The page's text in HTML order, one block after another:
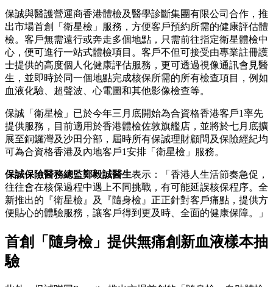
保誠與醫護營運商香港體檢及醫學診斷集團有限公司合作，推
出市場首創「衛星檢」服務，方便客戶預約所需的健康評估體
檢。客戶無需遠行或奔走多個地點，只需前往指定衛星體檢中
心，便可進行一站式體檢項目。客戶不但可接受由專業註冊護
士提供的高度個人化健康評估服務，更可透過視像通訊會見醫
生，並即時於同一個地點完成核保所需的所有檢查項目，例如
血液化驗、超聲波、心電圖和其他影像檢查等。
保誠「衛星檢」已於今年三月底開始為合資格香港客戶1率先
提供服務，目前適用於香港體檢佐敦旗艦店，並將於七月底擴
展至銅鑼灣及沙田分部，屆時所有保誠理財顧問及保險經紀均
可為合資格香港及內地客戶1安排「衛星檢」服務。
保誠保險醫務總監鄭毅誠醫生表示：「香港人生活節奏急促，
往往會在核保過程中遇上不同挑戰，有可能延誤核保程序。全
新推出的『衛星檢』及『隨身檢』正正針對客戶痛點，提供方
便貼心的體驗服務，讓客戶得到更及時、全面的健康保障。」
首創「隨身檢」提供無痛創新血液樣本抽
驗